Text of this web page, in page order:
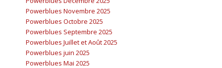
Powerblues Novembre 2025
Powerblues Octobre 2025
Powerblues Septembre 2025
Powerblues Juillet et Août 2025
Powerblues juin 2025
Powerblues Mai 2025